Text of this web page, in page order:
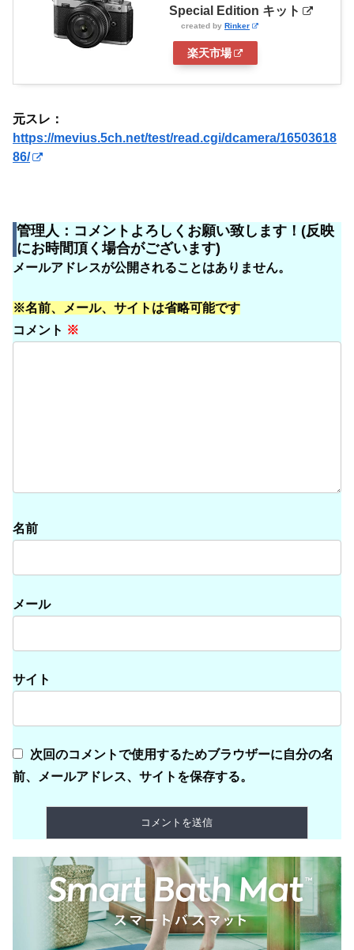
Special Edition キット
created by Rinker
楽天市場
元スレ：
https://mevius.5ch.net/test/read.cgi/dcamera/16503618
86/
管理人：コメントよろしくお願い致します！(反映
にお時間頂く場合がございます)
メールアドレスが公開されることはありません。
※名前、メール、サイトは省略可能です
コメント ※
名前
メール
サイト
次回のコメントで使用するためブラウザーに自分の名
前、メールアドレス、サイトを保存する。